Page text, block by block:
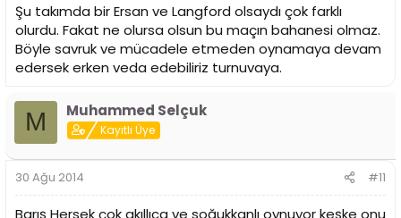
Şu takımda bir Ersan ve Langford olsaydı çok farklı
olurdu. Fakat ne olursa olsun bu maçın bahanesi olmaz.
Böyle savruk ve mücadele etmeden oynamaya devam
edersek erken veda edebiliriz turnuvaya.
M Muhammed Selçuk
Kayıtlı Üye
30 Ağu 2014 #11